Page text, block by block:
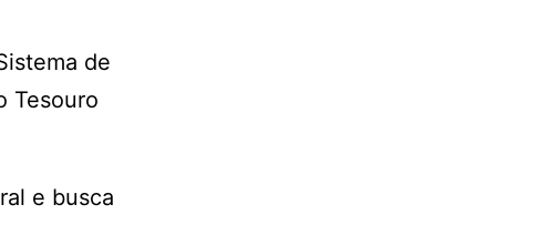
de
Tesouro
e busca